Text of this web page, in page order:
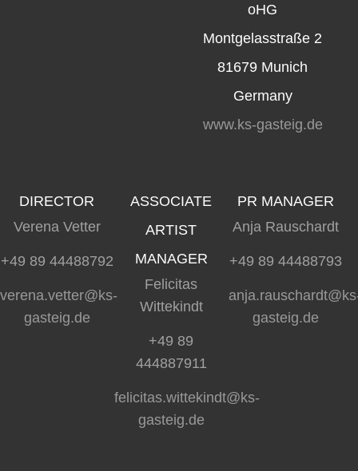
oHG
Montgelasstraße 2
81679 Munich
Germany
www.ks-gasteig.de
DIRECTOR
Verena Vetter
+49 89 44488792
verena.vetter@ks-
gasteig.de
ASSOCIATE
ARTIST
MANAGER
Felicitas
Wittekindt
+49 89
444887911
felicitas.wittekindt@ks-
gasteig.de
PR MANAGER
Anja Rauschardt
+49 89 44488793
gasteig.de